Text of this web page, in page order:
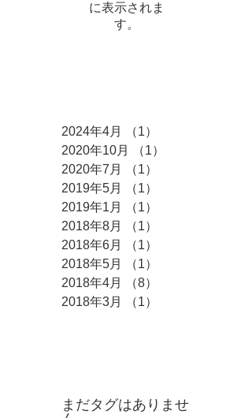
に表示されま
す。
2024年4月 （1）
2020年10月
（1）
2020年7月
（1）
2019年5月
（1）
2019年1月
（1）
2018年8月
（1）
2018年6月
（1）
2018年5月
（1）
2018年4月
（8）
2018年3月
（1）
まだタグはありませ